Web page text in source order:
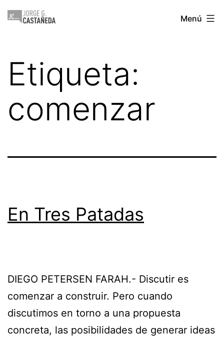
Saltar
Jorge
Menú
Etiqueta:
comenzar
En Tres Patadas
DIEGO PETERSEN FARAH.- Discutir es
comenzar a construir. Pero cuando
discutimos en torno a una propuesta
concreta, las posibilidades de generar ideas